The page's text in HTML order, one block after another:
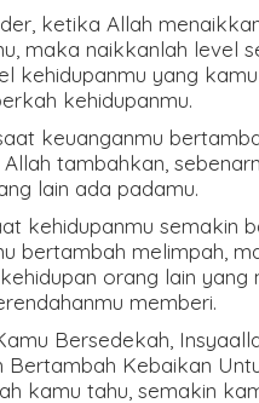
ketika Allah
maka naikkanlah level
kehidupanmu yang
kehidupanmu.
keuanganmu
tambahkan,
lain ada padamu.
kehidupanmu semakin
bertambah melimpah,
orang lain yang
memberi.
Bersedekah,
Bertambah Kebaikan
kamu tahu, semakin